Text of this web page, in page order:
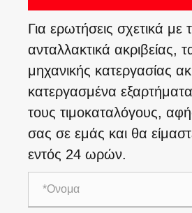
Για ερωτήσεις σχετικά με
ανταλλακτικά ακριβείας,
μηχανικής κατεργασίας
κατεργασμένα
τους τιμοκαταλόγους,
σας σε εμάς και θα
εντός 24 ωρών.